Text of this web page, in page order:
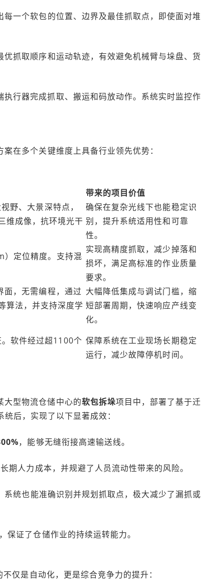
一个软包的位置、边界及最佳抓取点，即使面对堆
抓取顺序和运动轨迹，有效避免机械臂与垛盘、货
执行器完成抓取、搬运和码放动作。系统实时监控作
案在多个关键维度上具备行业领先优势：
带来的项目价值
野、大景深特点，
维成像，抗环境光干
确保在复杂光线下也能稳定识
别，提升系统适用性和可靠
性。
）定位精度。支持混
实现高精度抓取，减少掉落和
损坏，满足高标准的作业质量
要求。
，无需编程，通过
算法，并支持深度学
大幅降低集成与调试门槛，缩
短部署周期，快速响应产线变
化。
软件经过超1100个 保障系统在工业现场长期稳定
运行，减少故障停机时间。
大型物流仓储中心的软包拆垛项目中，部署了基于迁
后，实现了以下显著成效：
，能够无缝衔接高速输送线。
期人力成本，并规避了人员流动性带来的风险。
系统也能准确识别并规划抓取点，极大减少了漏抓或
保证了仓储作业的持续运转能力。
仅是自动化，更是综合竞争力的提升：